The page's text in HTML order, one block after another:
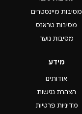
מסיבות מיינסטרים
מסיבות טראנס
מסיבות נוער
מידע
אודותינו
הצהרת נגישות
מדיניות פרטיות